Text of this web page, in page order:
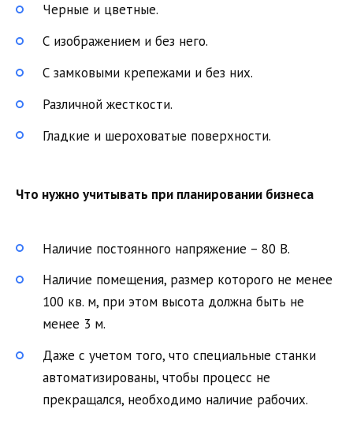
Черные и цветные.
С изображением и без него.
С замковыми крепежами и без них.
Различной жесткости.
Гладкие и шероховатые поверхности.
Что нужно учитывать при планировании бизнеса
Наличие постоянного напряжение – 80 В.
Наличие помещения, размер которого не менее
100 кв. м, при этом высота должна быть не
менее 3 м.
Даже с учетом того, что специальные станки
автоматизированы, чтобы процесс не
прекращался, необходимо наличие рабочих.